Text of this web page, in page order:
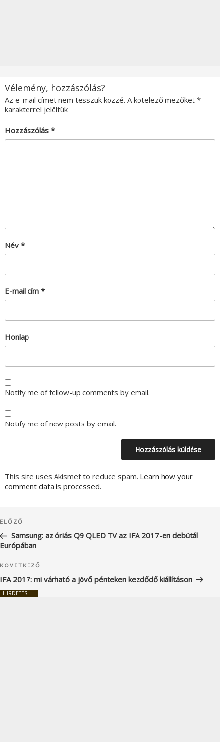
Vélemény, hozzászólás?
Az e-mail címet nem tesszük közzé. A kötelező mezőket *
karakterrel jelöltük
Hozzászólás *
Név *
E-mail cím *
Honlap
Notify me of follow-up comments by email.
Notify me of new posts by email.
This site uses Akismet to reduce spam. Learn how your
comment data is processed.
navigáció
Korábbi
bejegyzés
ELŐZŐ
Samsung: az óriás Q9 QLED TV az IFA 2017-en debütál
Európában
Következő
bejegyzés
KÖVETKEZŐ
IFA 2017: mi várható a jövő pénteken kezdődő kiállításon
HIRDETÉS